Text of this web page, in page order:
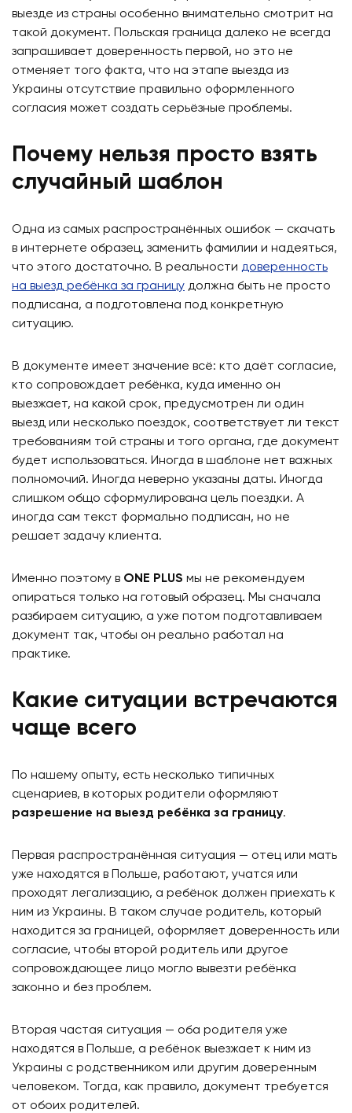
выезде из страны особенно внимательно смотрит на
такой документ. Польская граница далеко не всегда
запрашивает доверенность первой, но это не
отменяет того факта, что на этапе выезда из
Украины отсутствие правильно оформленного
согласия может создать серьёзные проблемы.
Почему нельзя просто взять
случайный шаблон
Одна из самых распространённых ошибок — скачать
в интернете образец, заменить фамилии и надеяться,
что этого достаточно. В реальности доверенность
на выезд ребёнка за границу должна быть не просто
подписана, а подготовлена под конкретную
ситуацию.
В документе имеет значение всё: кто даёт согласие,
кто сопровождает ребёнка, куда именно он
выезжает, на какой срок, предусмотрен ли один
выезд или несколько поездок, соответствует ли текст
требованиям той страны и того органа, где документ
будет использоваться. Иногда в шаблоне нет важных
полномочий. Иногда неверно указаны даты. Иногда
слишком общо сформулирована цель поездки. А
иногда сам текст формально подписан, но не
решает задачу клиента.
Именно поэтому в ONE PLUS мы не рекомендуем
опираться только на готовый образец. Мы сначала
разбираем ситуацию, а уже потом подготавливаем
документ так, чтобы он реально работал на
практике.
Какие ситуации встречаются
чаще всего
По нашему опыту, есть несколько типичных
сценариев, в которых родители оформляют
разрешение на выезд ребёнка за границу.
Первая распространённая ситуация — отец или мать
уже находятся в Польше, работают, учатся или
проходят легализацию, а ребёнок должен приехать к
ним из Украины. В таком случае родитель, который
находится за границей, оформляет доверенность или
согласие, чтобы второй родитель или другое
сопровождающее лицо могло вывезти ребёнка
законно и без проблем.
Вторая частая ситуация — оба родителя уже
находятся в Польше, а ребёнок выезжает к ним из
Украины с родственником или другим доверенным
человеком. Тогда, как правило, документ требуется
от обоих родителей.